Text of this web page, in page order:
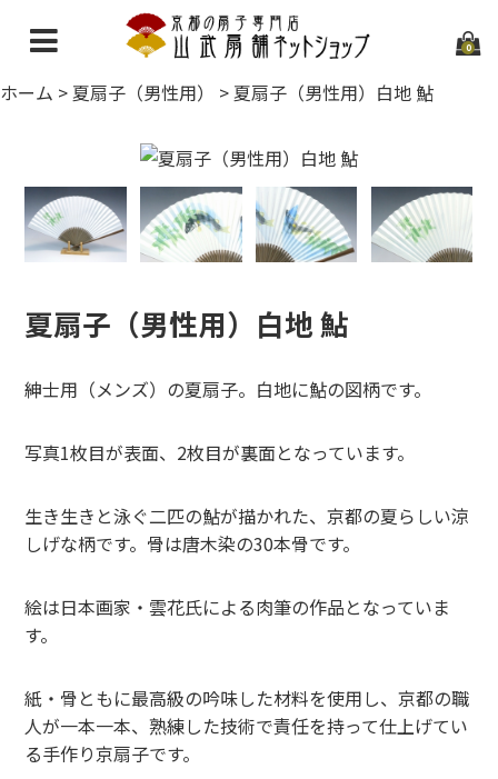
0
ホーム
ご利用ガイド
お問い合わせ
ホーム > 夏扇子（男性用） > 夏扇子（男性用）白地 鮎
夏扇子（男性用）白地 鮎
紳士用（メンズ）の夏扇子。白地に鮎の図柄です。
写真1枚目が表面、2枚目が裏面となっています。
生き生きと泳ぐ二匹の鮎が描かれた、京都の夏らしい涼
しげな柄です。骨は唐木染の30本骨です。
絵は日本画家・雲花氏による肉筆の作品となっていま
す。
紙・骨ともに最高級の吟味した材料を使用し、京都の職
人が一本一本、熟練した技術で責任を持って仕上げてい
る手作り京扇子です。